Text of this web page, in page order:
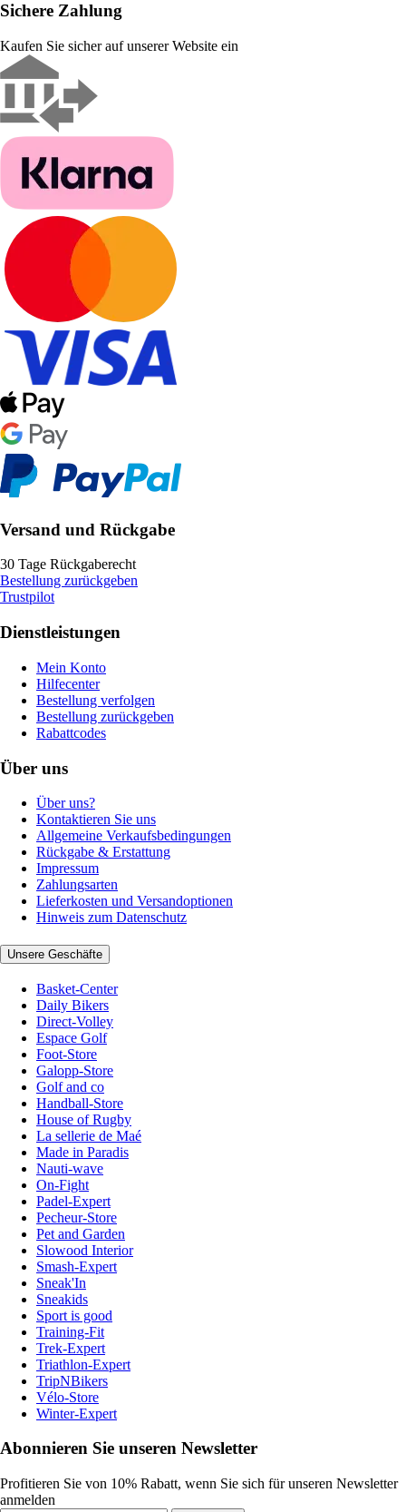
Sichere Zahlung
Kaufen Sie sicher auf unserer Website ein
Versand und Rückgabe
30 Tage Rückgaberecht
Bestellung zurückgeben
Trustpilot
Dienstleistungen
Mein Konto
Hilfecenter
Bestellung verfolgen
Bestellung zurückgeben
Rabattcodes
Über uns
Über uns?
Kontaktieren Sie uns
Allgemeine Verkaufsbedingungen
Rückgabe & Erstattung
Impressum
Zahlungsarten
Lieferkosten und Versandoptionen
Hinweis zum Datenschutz
Unsere Geschäfte
Basket-Center
Daily Bikers
Direct-Volley
Espace Golf
Foot-Store
Galopp-Store
Golf and co
Handball-Store
House of Rugby
La sellerie de Maé
Made in Paradis
Nauti-wave
On-Fight
Padel-Expert
Pecheur-Store
Pet and Garden
Slowood Interior
Smash-Expert
Sneak'In
Sneakids
Sport is good
Training-Fit
Trek-Expert
Triathlon-Expert
TripNBikers
Vélo-Store
Winter-Expert
Abonnieren Sie unseren Newsletter
Profitieren Sie von 10% Rabatt, wenn Sie sich für unseren Newsletter
anmelden